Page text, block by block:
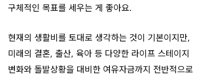
구체적인 목표를 세우는 게 좋아요.
현재의 생활비를 토대로 생각하는 것이 기본이지만,
미래의 결혼, 출산, 육아 등 다양한 라이프 스테이지
변화와 돌발상황을 대비한 여유자금까지 전반적으로